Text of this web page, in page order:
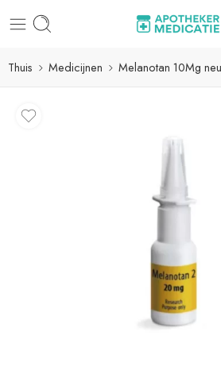
Thuis Medicijnen
Melanotan 10Mg